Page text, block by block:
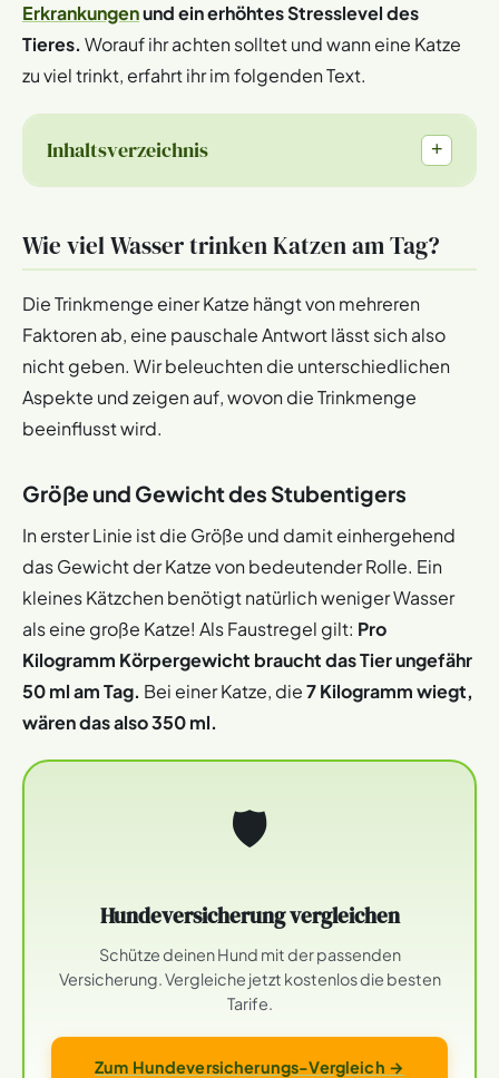
Erkrankungenund ein erhöhtes Stresslevel des
Tieres. Worauf ihr achten solltet und wann eine Katze
zu viel trinkt, erfahrt ihr im folgenden Text.
Inhaltsverzeichnis +
Wie viel Wasser trinken Katzen am Tag?
Die Trinkmenge einer Katze hängt von mehreren
Faktoren ab, eine pauschale Antwort lässt sich also
nicht geben. Wir beleuchten die unterschiedlichen
Aspekte und zeigen auf, wovon die Trinkmenge
beeinflusst wird.
Größe und Gewicht des Stubentigers
In erster Linie ist die Größe und damit einhergehend
das Gewicht der Katze von bedeutender Rolle. Ein
kleines Kätzchen benötigt natürlich weniger Wasser
als eine große Katze! Als Faustregel gilt: Pro
Kilogramm Körpergewicht braucht das Tier ungefähr
50 ml am Tag. Bei einer Katze, die7 Kilogramm wiegt,
wären das also 350 ml.
🛡
Hundeversicherung vergleichen
Schütze deinen Hund mit der passenden
Versicherung. Vergleiche jetzt kostenlos die besten
Tarife.
Zum Hundeversicherungs-Vergleich →